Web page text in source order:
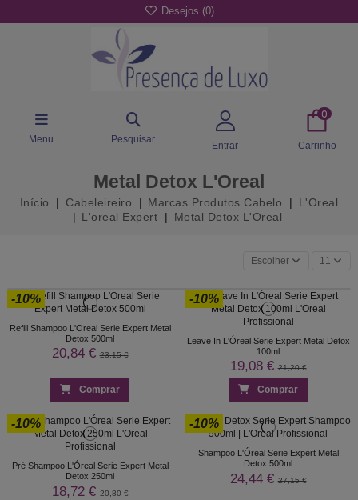
Desejos (0)
Menu Pesquisar
Entrar
0
Carrinho
Metal Detox L'Oreal
Início Cabeleireiro Marcas Produtos Cabelo
L'Oreal
L'oreal Expert
Metal Detox L'Oreal
Escolher 11
-10%
Refill Shampoo L'Oreal Serie Expert Metal
Detox 500ml
20,84 €23,15 €
Comprar
-10%
Leave In L'Óreal Serie Expert Metal Detox
100ml
19,08 €21,20 €
Comprar
-10%
Pré Shampoo L'Óreal Serie Expert Metal
Detox 250ml
18,72 €20,80 €
-10%
Shampoo L'Óreal Serie Expert Metal
Detox 500ml
24,44 €27,15 €